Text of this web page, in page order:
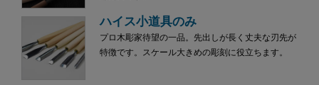
ハイス小道具のみ
プロ木彫家待望の一品。先出しが長く丈夫な刃先が
特徴です。スケール大きめの彫刻に役立ちます。